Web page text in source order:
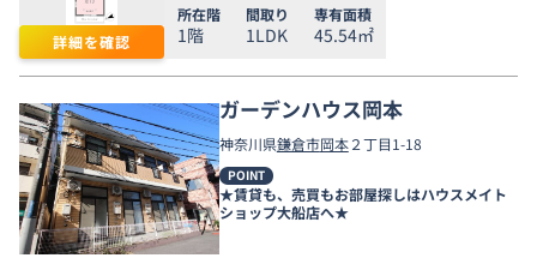
詳細を確認
所在階
1階
間取り
1LDK
専有面積
45.54㎡
ガーデンハウス岡本
神奈川県鎌倉市岡本２丁目1-18
POINT
★賃貸も、売買もお部屋探しはハウスメイト
ショップ大船店へ★